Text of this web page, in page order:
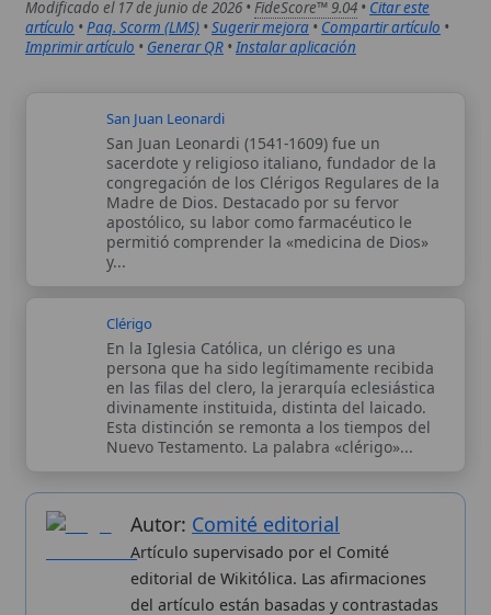
En la Iglesia Católica, un clérigo es una
persona que ha sido legítimamente recibida
en las filas del clero, la jerarquía eclesiástica
divinamente instituida, distinta del laicado.
Autor:Comité editorial
Artículo supervisado por el Comité
editorial de Wikitólica. Las afirmaciones
del artículo están basadas y contrastadas
usando fuentes catolicas: escritos
teológicos, documentos históricos, actas
de concilios, encíclicas, fuentes
magisteriales y documentos oficiales de
la Iglesia. Proceso editorial →
. Enciclopedia del patrimonio doctrinal,
deCurso Católico,Buscador CatólicoyCustodio Animae. Con
analíticas anónimas. LicenciaCC BY-SA(texto). Editado en
Valencia, España.ISSN: 3101-7339. Bajo el patrocinio de San
Carlo Acutis.
Sobre nosotros
Proceso editorial
Publicación seriada
Categorias
Más visitados
Nuevas entradas